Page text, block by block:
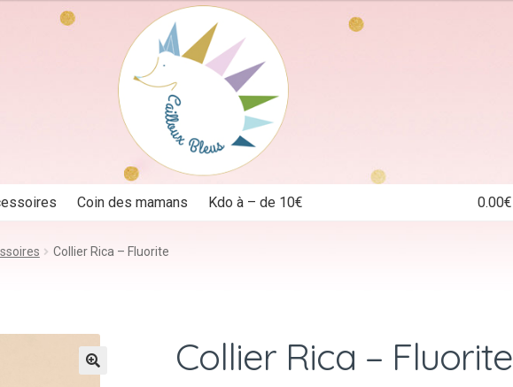
Coin des mamans Kdo à – de 10€ 0.00€
Collier Rica – Fluorite
Collier Rica – Fluorite